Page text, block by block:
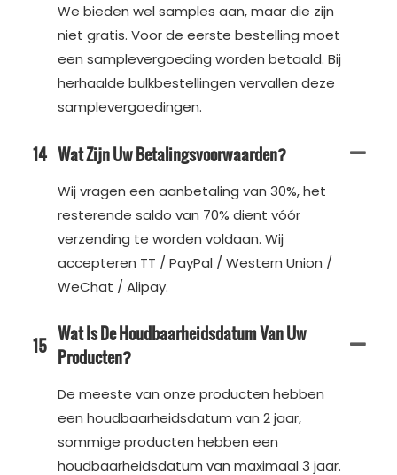
We bieden wel samples aan, maar die zijn
niet gratis. Voor de eerste bestelling moet
een samplevergoeding worden betaald. Bij
herhaalde bulkbestellingen vervallen deze
samplevergoedingen.
14 Wat Zijn Uw Betalingsvoorwaarden?
Wij vragen een aanbetaling van 30%, het
resterende saldo van 70% dient vóór
verzending te worden voldaan. Wij
accepteren TT / PayPal / Western Union /
WeChat / Alipay.
15 Wat Is De Houdbaarheidsdatum Van Uw
Producten?
De meeste van onze producten hebben
een houdbaarheidsdatum van 2 jaar,
sommige producten hebben een
houdbaarheidsdatum van maximaal 3 jaar.